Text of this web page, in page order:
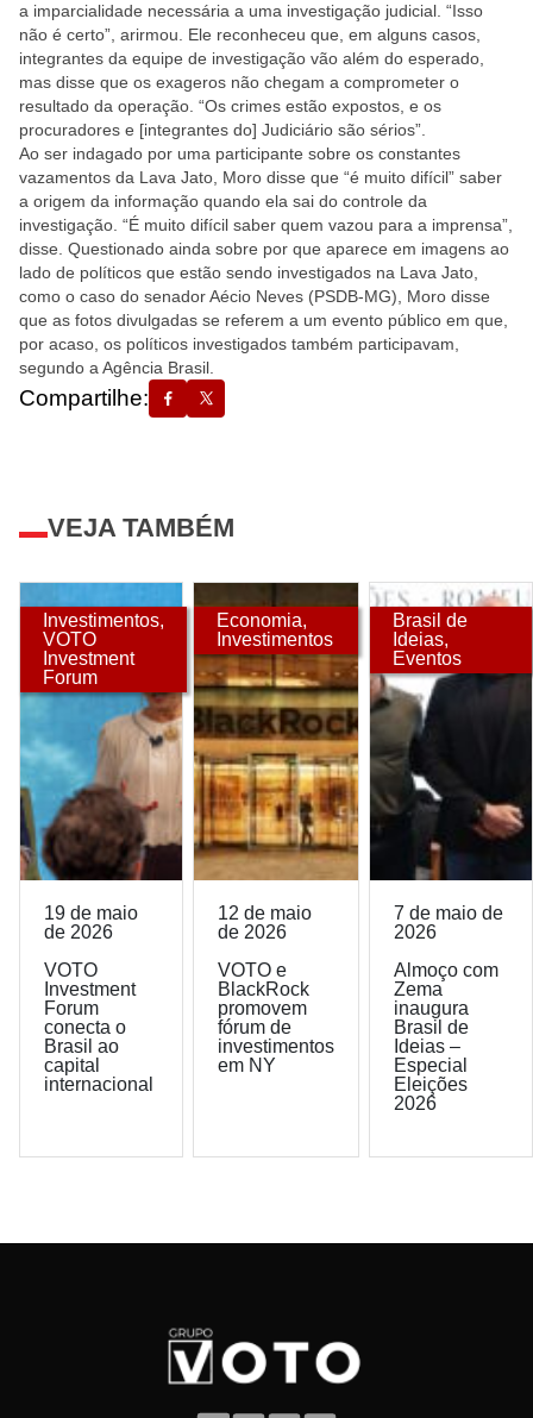
a imparcialidade necessária a uma investigação judicial. “Isso
não é certo”, arirmou. Ele reconheceu que, em alguns casos,
integrantes da equipe de investigação vão além do esperado,
mas disse que os exageros não chegam a comprometer o
resultado da operação. “Os crimes estão expostos, e os
procuradores e [integrantes do] Judiciário são sérios”.
Ao ser indagado por uma participante sobre os constantes
vazamentos da Lava Jato, Moro disse que “é muito difícil” saber
a origem da informação quando ela sai do controle da
investigação. “É muito difícil saber quem vazou para a imprensa”,
disse. Questionado ainda sobre por que aparece em imagens ao
lado de políticos que estão sendo investigados na Lava Jato,
como o caso do senador Aécio Neves (PSDB-MG), Moro disse
que as fotos divulgadas se referem a um evento público em que,
por acaso, os políticos investigados também participavam,
segundo a Agência Brasil.
Compartilhe:
VEJA TAMBÉM
Investimentos,
VOTO
Investment
Forum
19 de maio
de 2026
VOTO
Investment
Forum
conecta o
Brasil ao
capital
internacional
Economia,
Investimentos
12 de maio
de 2026
VOTO e
BlackRock
promovem
fórum de
investimentos
em NY
Brasil de
Ideias,
Eventos
7 de maio de
2026
Almoço com
Zema
inaugura
Brasil de
Ideias –
Especial
Eleições
2026